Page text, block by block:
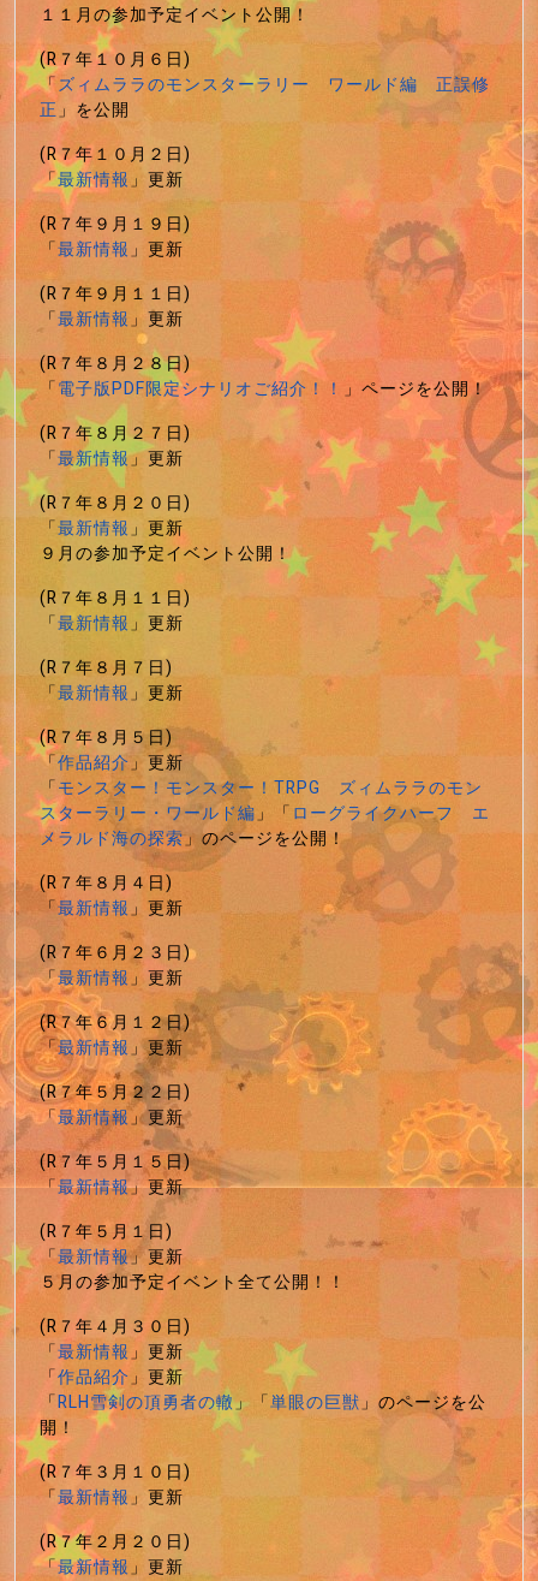
１１月の参加予定イベント公開！
(R７年１０月６日)
「ズィムララのモンスターラリー ワールド編 正誤修
正」を公開
(R７年１０月２日)
「最新情報」更新
(R７年９月１９日)
「最新情報」更新
(R７年９月１１日)
「最新情報」更新
(R７年８月２８日)
「電子版PDF限定シナリオご紹介！！ 」ページを公開！
(R７年８月２７日)
「最新情報」更新
(R７年８月２０日)
「最新情報」更新
９月の参加予定イベント公開！
(R７年８月１１日)
「最新情報」更新
(R７年８月７日)
「最新情報」更新
(R７年８月５日)
「作品紹介」更新
「モンスター！モンスター！TRPG ズィムララのモン
スターラリー・ワールド編」「ローグライクハーフ エ
メラルド海の探索」のページを公開！
(R７年８月４日)
「最新情報」更新
(R７年６月２３日)
「最新情報」更新
(R７年６月１２日)
「最新情報」更新
(R７年５月２２日)
「最新情報」更新
(R７年５月１５日)
「最新情報」更新
(R７年５月１日)
「最新情報」更新
５月の参加予定イベント全て公開！！
(R７年４月３０日)
「最新情報」更新
「作品紹介」更新
「RLH雪剣の頂勇者の轍」「単眼の巨獣」のページを公
開！
(R７年３月１０日)
「最新情報」更新
(R７年２月２０日)
「最新情報」更新